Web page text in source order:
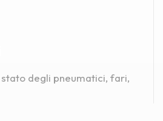
degli pneumatici, fari,